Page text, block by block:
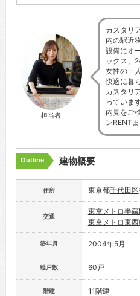
担当者
カスタリ
内の駅近
設備にオ
ックス、
女性の一
快適に暮
カスタリ
っています
内見をご
ンRENT
Outline 建物概要
住所 東京都千代田区
交通
東京メトロ半蔵
東京メトロ東西
築年月 2004年5月
総戸数 60戸
階建 11階建